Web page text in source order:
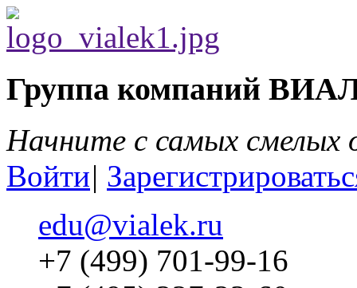
Группа компаний
Начните с самых
Войти|
edu@vialek.ru
+7 (499) 701-99-16